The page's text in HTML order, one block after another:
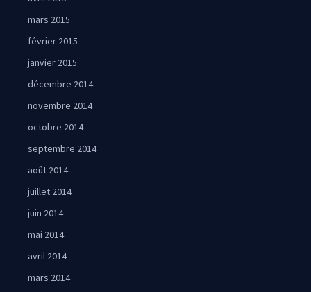
mars 2015
février 2015
janvier 2015
décembre 2014
novembre 2014
octobre 2014
septembre 2014
août 2014
juillet 2014
juin 2014
mai 2014
avril 2014
mars 2014